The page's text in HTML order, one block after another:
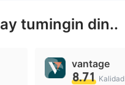
ay tumingin din..
vantage
8.71 Kalidad